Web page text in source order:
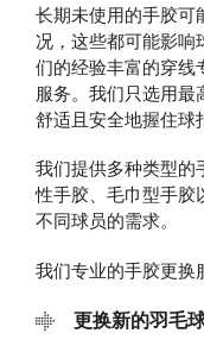
长期未使用的手胶可
况，这些都可能影响
们的经验丰富的穿线
服务。我们只选用
舒适且安全地握住球
我们提供多种类型的
性手胶、毛巾型手胶
不同球员的需求。
我们专业的手胶更换
更换新的羽毛